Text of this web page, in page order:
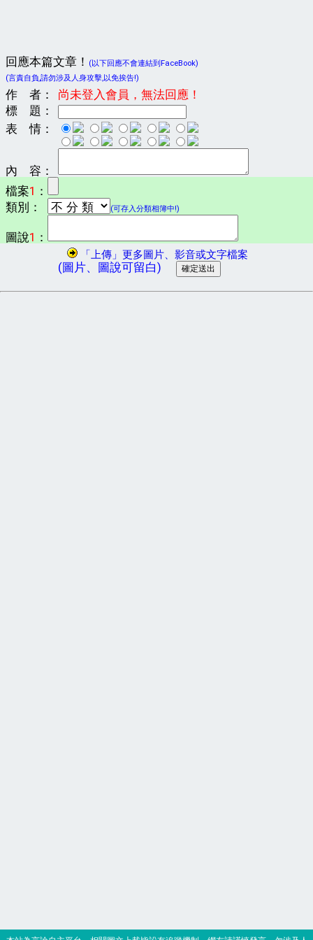
回應本篇文章！
(以下回應不會連結到FaceBook)
(言責自負,請勿涉及人身攻擊,以免挨告!)
作 者：
尚未登入會員，無法回應！
標 題：
表 情：
內 容：
檔案1 ：
類別：
(可存入分類相簿中!)
圖說1 ：
「上傳」更多圖片、影音或文字檔案
(圖片、圖說可留白)